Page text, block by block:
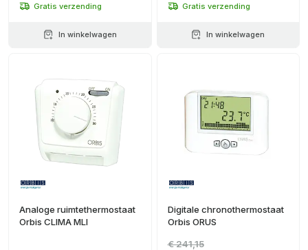
Gratis verzending
In winkelwagen
Gratis verzending
In winkelwagen
Analoge ruimtethermostaat
Orbis CLIMA MLI
Digitale chronothermostaat
Orbis ORUS
€ 241,15